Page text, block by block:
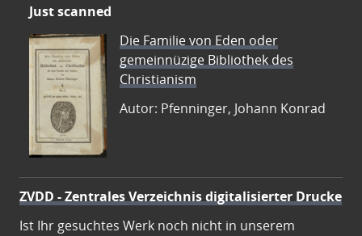
Just scanned
Die Familie von Eden oder
gemeinnüzige Bibliothek des
Christianism
Autor: Pfenninger, Johann Konrad
ZVDD - Zentrales Verzeichnis digitalisierter Drucke
Ist Ihr gesuchtes Werk noch nicht in unserem